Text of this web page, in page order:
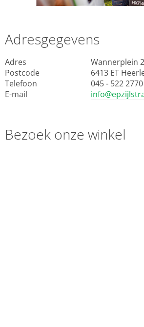
Adresgegevens
Adres
Wannerplein 2
Postcode
6413 ET
Telefoon
045 - 522 2770
E-mail
Bezoek onze winkel